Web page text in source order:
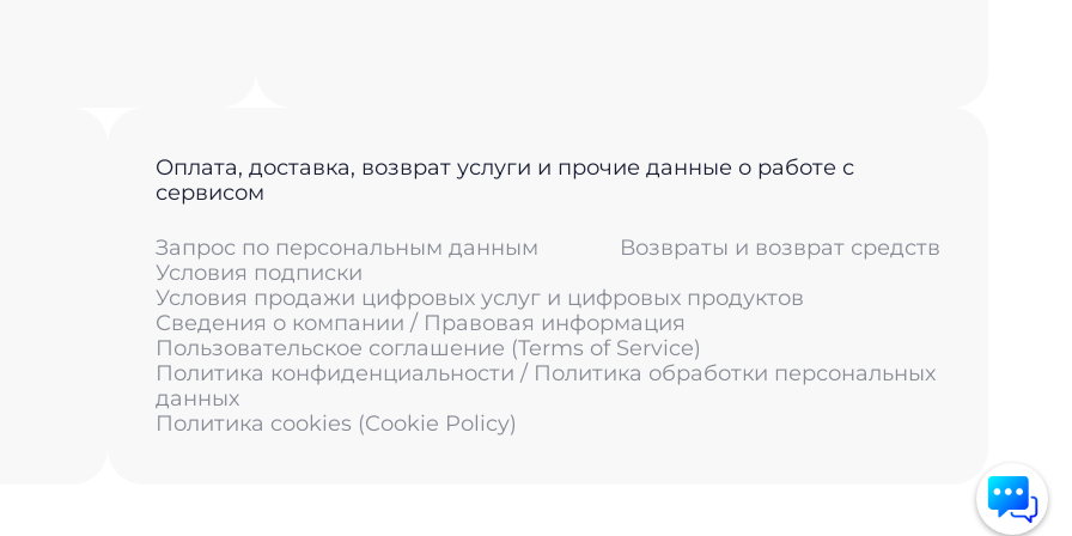
Оплата, доставка, возврат услуги и прочие данные о работе с
сервисом
Запрос по персональным данным
Возвраты и возврат средств
Условия подписки
Условия продажи цифровых услуг и цифровых продуктов
Сведения о компании / Правовая информация
Пользовательское соглашение (Terms of Service)
Политика конфиденциальности / Политика обработки персональных
данных
Политика cookies (Cookie Policy)